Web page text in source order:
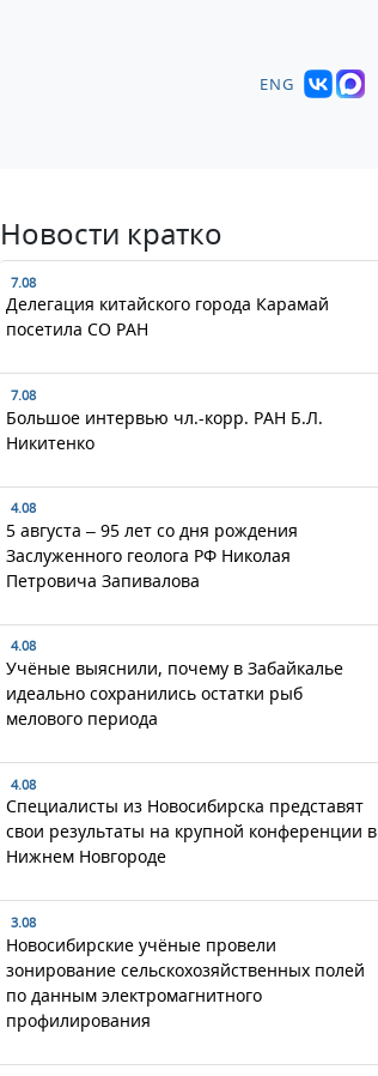
ENG
Новости кратко
7.08
Делегация китайского города Карамай
посетила СО РАН
7.08
Большое интервью чл.-корр. РАН Б.Л.
Никитенко
4.08
5 августа – 95 лет со дня рождения
Заслуженного геолога РФ Николая
Петровича Запивалова
4.08
Учёные выяснили, почему в Забайкалье
идеально сохранились остатки рыб
мелового периода
4.08
Специалисты из Новосибирска представят
свои результаты на крупной конференции в
Нижнем Новгороде
3.08
Новосибирские учёные провели
зонирование сельскохозяйственных полей
по данным электромагнитного
профилирования